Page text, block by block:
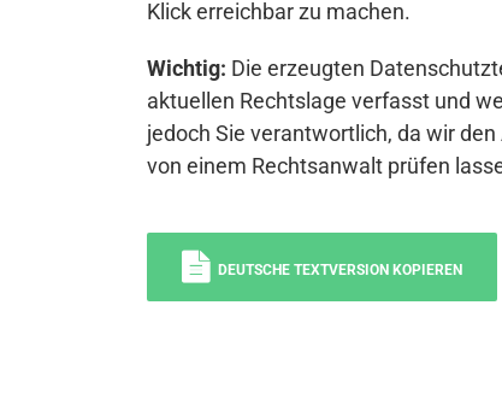
Klick erreichbar zu machen.
Wichtig: Die erzeugten
aktuellen Rechtslage verfasst und
jedoch Sie verantwortlich, da wir
von einem Rechtsanwalt prüfen
DEUTSCHE TEXTVERSION KOPIEREN